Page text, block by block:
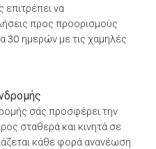
να
προς προορισμούς
30 ημερών με τις χαμηλές
σάς προσφέρει την
σταθερά και κινητά σε
κάθε φορά ανανέωση